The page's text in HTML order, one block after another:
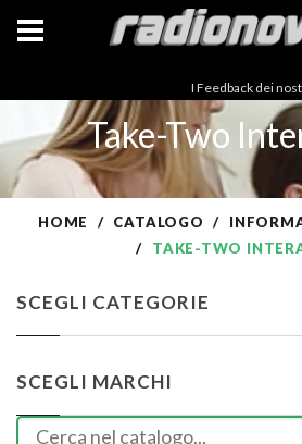
I Feedback dei
Take-Two
HOME CATALOGO
TAKE-TWO
SCEGLI CATEGORIE
SCEGLI MARCHI